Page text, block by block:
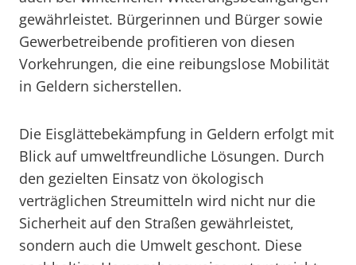
gewährleistet. Bürgerinnen und Bürger sowie
Gewerbetreibende profitieren von diesen
Vorkehrungen, die eine reibungslose Mobilität
in Geldern sicherstellen.
Die Eisglättebekämpfung in Geldern erfolgt mit
Blick auf umweltfreundliche Lösungen. Durch
den gezielten Einsatz von ökologisch
verträglichen Streumitteln wird nicht nur die
Sicherheit auf den Straßen gewährleistet,
sondern auch die Umwelt geschont. Diese